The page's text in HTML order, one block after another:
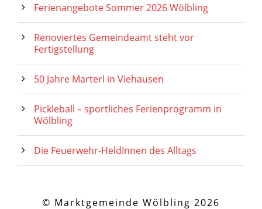
Ferienangebote Sommer 2026 Wölbling
Renoviertes Gemeindeamt steht vor
Fertigstellung
50 Jahre Marterl in Viehausen
Pickleball – sportliches Ferienprogramm in
Wölbling
Die Feuerwehr-HeldInnen des Alltags
© Marktgemeinde Wölbling 2026